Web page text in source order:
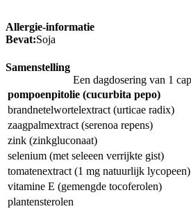
Allergie-informatie
Bevat:Soja
Samenstelling
Een dagdosering van 1
pompoenpitolie (cucurbita pepo)
brandnetelwortelextract (urticae radix)
zaagpalmextract (serenoa repens)
zink (zinkgluconaat)
selenium (met seleeen verrijkte gist)
tomatenextract (1 mg natuurlijk lycopeen)
vitamine E (gemengde tocoferolen)
plantensterolen